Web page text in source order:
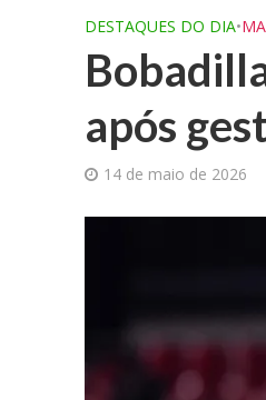
DESTAQUES DO DIA•
após
14 de maio de 2026